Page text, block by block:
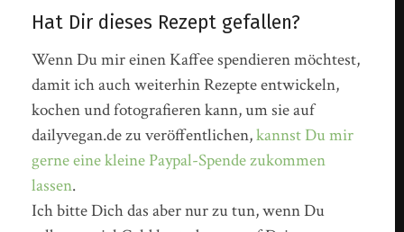
Hat Dir dieses Rezept gefallen?
Wenn Du mir einen Kaffee spendieren möchtest,
damit ich auch weiterhin Rezepte entwickeln,
kochen und fotografieren kann, um sie auf
dailyvegan.de zu veröffentlichen,kannst Du mir
gerne eine kleine Paypal-Spende zukommen
lassen.
Ich bitte Dich das aber nur zu tun, wenn Du